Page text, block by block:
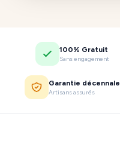
100% Gratuit
Sans engagement
Garantie décennale
Artisans assurés